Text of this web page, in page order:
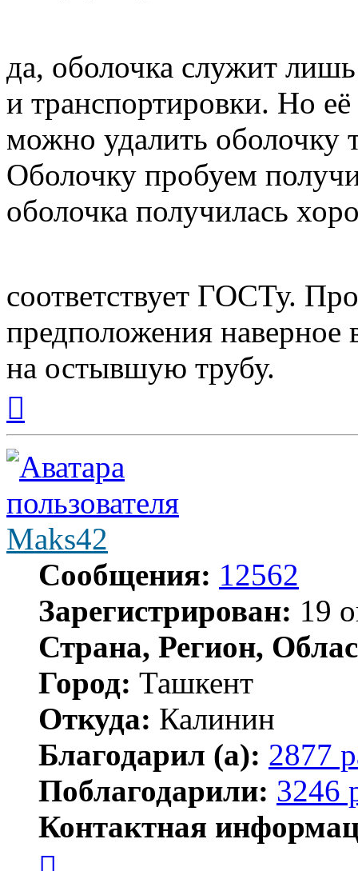
да, оболочка служит
и транспортировки. Но
можно удалить оболочку
Оболочку пробуем
оболочка получилась
соответствует ГОСТу.
предположения
на остывшую трубу.
началу
Maks42
Сообщения: 12562
Зарегистрирован: 19
Страна, Регион,
Город: Ташкент
Откуда: Калинин
Благодарил (а): 2877
Поблагодарили: 3246
Контактная